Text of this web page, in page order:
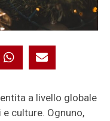
a livello globale
culture. Ognuno,